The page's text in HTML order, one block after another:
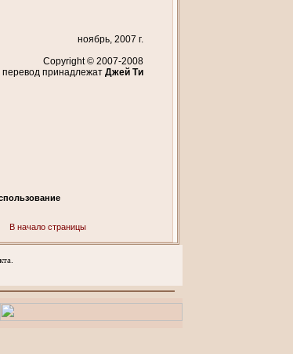
ноябрь, 2007 г.
Copyright © 2007-2008
перевод принадлежат Джей Ти
В начало страницы